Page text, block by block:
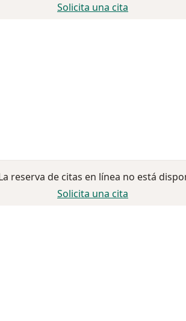
Solicita una cita
reserva de citas en línea no está
Solicita una cita